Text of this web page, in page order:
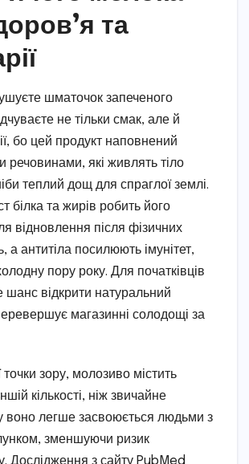
та
шматочок запеченого
не тільки смак, але й
бо цей продукт наповнений
речовинами, які живлять тіло
теплий дощ для спраглої землі.
білка та жирів робить його
відновлення після фізичних
а антитіла посилюють імунітет,
пору року. Для початківців
шанс відкрити натуральний
магазинні солодощі за
точки зору, молозиво містить
кількості, ніж звичайне
воно легше засвоюється людьми з
зменшуючи ризик
Дослідження з сайту PubMed